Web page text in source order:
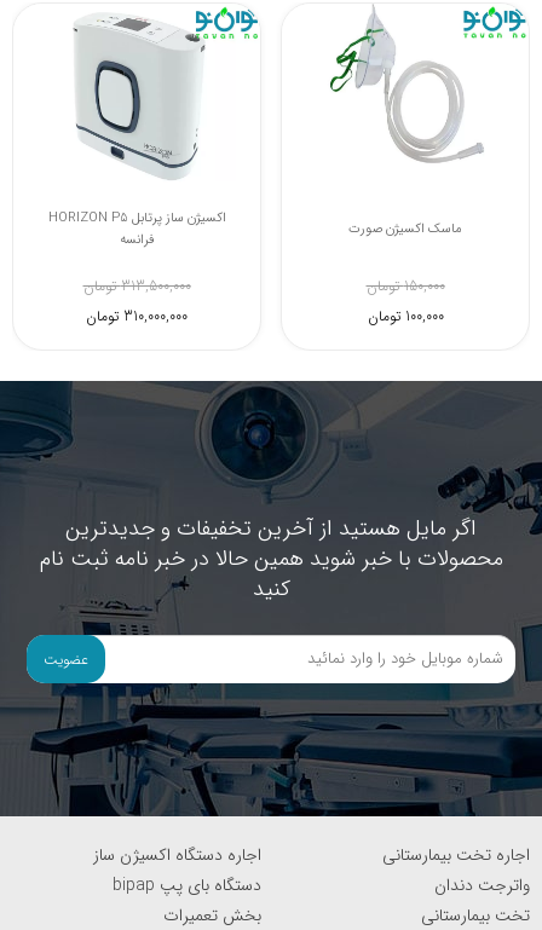
اکسیژن ساز پرتابل HORIZON P5
فرانسه
313,500,000 تومان
310,000,000 تومان
ماسک اکسیژن صورت
150,000 تومان
100,000 تومان
اگر مایل هستید از آخرین تخفیفات و جدیدترین
محصولات با خبر شوید همین حالا در خبر نامه ثبت نام
کنید
عضویت
اجاره تخت بیمارستانی
اجاره دستگاه اکسیژن ساز
واترجت دندان
دستگاه بای پپ bipap
تخت بیمارستانی
بخش تعمیرات